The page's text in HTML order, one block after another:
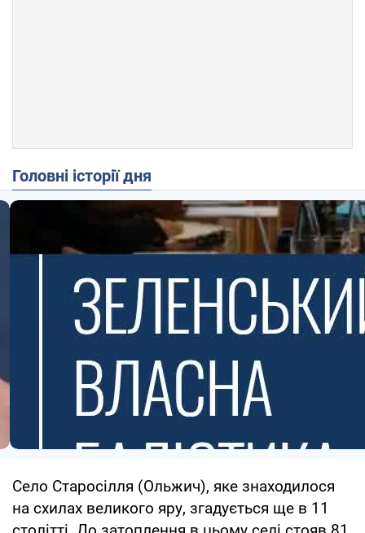
Головні історії дня
Село Старосілля (Ольжич), яке знаходилося
на схилах великого яру, згадується ще в 11